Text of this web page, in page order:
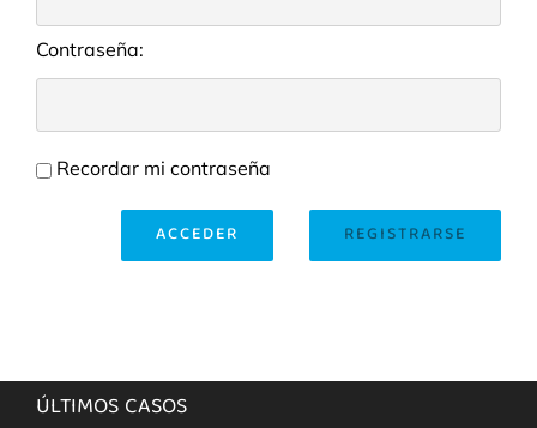
Contraseña:
Recordar mi contraseña
REGISTRARSE
ACCEDER
ÚLTIMOS CASOS